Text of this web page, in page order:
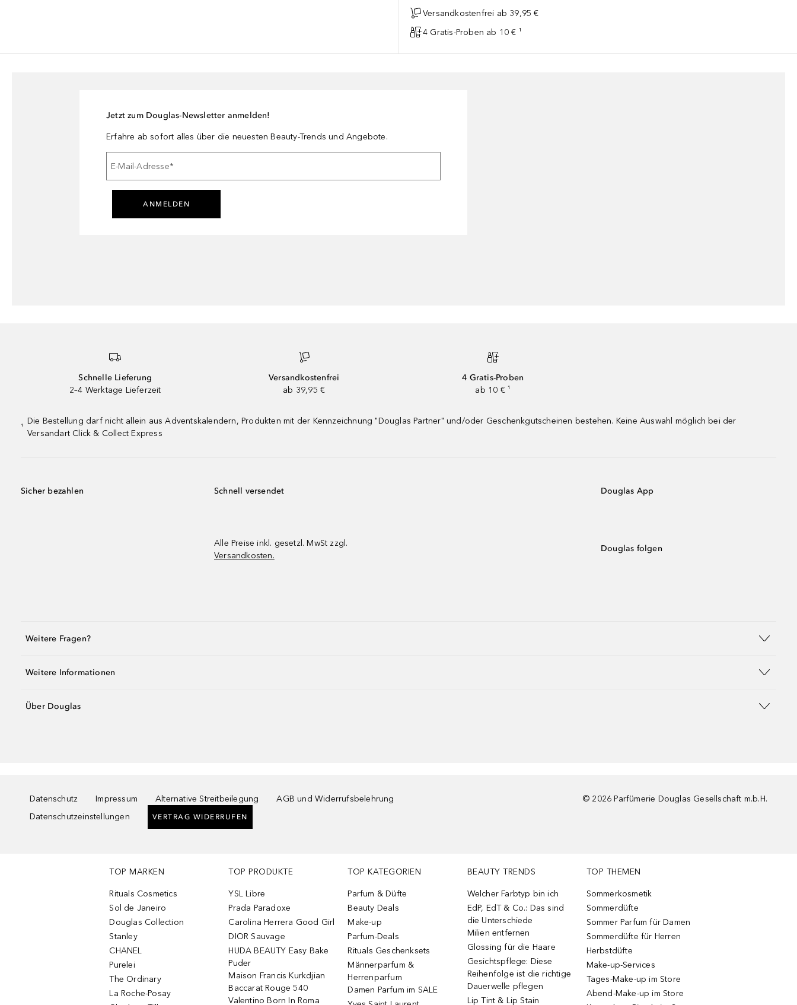
Versandkostenfrei ab 39,95 €
4 Gratis-Proben ab 10 € ¹
Jetzt zum Douglas-Newsletter anmelden!
Erfahre ab sofort alles über die neuesten Beauty-Trends und Angebote.
E-Mail-Adresse*
ANMELDEN
Schnelle Lieferung
2–4 Werktage Lieferzeit
Versandkostenfrei
ab 39,95 €
4 Gratis-Proben
ab 10 € ¹
¹
Die Bestellung darf nicht allein aus Adventskalendern, Produkten mit der Kennzeichnung "Douglas Partner" und/oder Geschenkgutscheinen bestehen. Keine Auswahl möglich bei der
Versandart Click & Collect Express
Sicher bezahlen Schnell versendet
Alle Preise inkl. gesetzl. MwSt zzgl.
Versandkosten.
Douglas App
Douglas folgen
Weitere Fragen?
Weitere Informationen
Über Douglas
Datenschutz Impressum Alternative Streitbeilegung
AGB und Widerrufsbelehrung
Datenschutzeinstellungen
VERTRAG WIDERRUFEN
© 2026 Parfümerie Douglas Gesellschaft m.b.H.
TOP MARKEN
Rituals Cosmetics
Sol de Janeiro
Douglas Collection
Stanley
CHANEL
Purelei
The Ordinary
La Roche-Posay
TOP PRODUKTE
YSL Libre
Prada Paradoxe
Carolina Herrera Good Girl
DIOR Sauvage
HUDA BEAUTY Easy Bake
Puder
Maison Francis Kurkdjian
Baccarat Rouge 540
Valentino Born In Roma
TOP KATEGORIEN
Parfum & Düfte
Beauty Deals
Make-up
Parfum-Deals
Rituals Geschenksets
Männerparfum &
Herrenparfum
Damen Parfum im SALE
BEAUTY TRENDS
Welcher Farbtyp bin ich
EdP, EdT & Co.: Das sind
die Unterschiede
Milien entfernen
Glossing für die Haare
Gesichtspflege: Diese
Reihenfolge ist die richtige
Dauerwelle pflegen
Lip Tint & Lip Stain
TOP THEMEN
Sommerkosmetik
Sommerdüfte
Sommer Parfum für Damen
Sommerdüfte für Herren
Herbstdüfte
Make-up-Services
Tages-Make-up im Store
Abend-Make-up im Store